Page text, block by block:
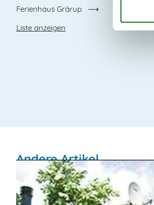
Ferienhaus Grärup
Liste anzeigen
Andere Artikel